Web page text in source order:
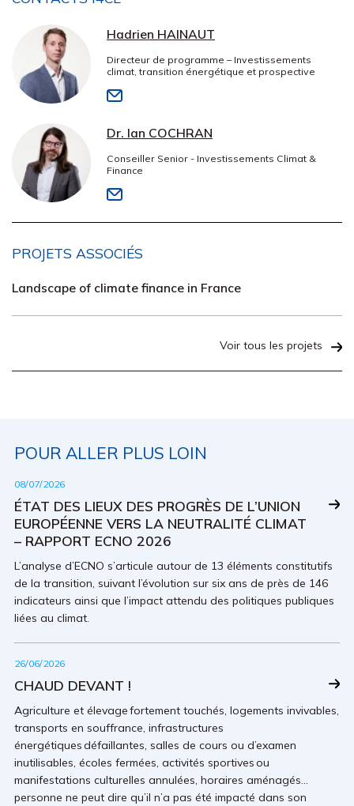
Hadrien HAINAUT
Directeur de programme – Investissements
climat, transition énergétique et prospective
Dr. Ian COCHRAN
Conseiller Senior - Investissements Climat &
Finance
PROJETS ASSOCIÉS
Landscape of climate finance in France
Voir tous les projets
POUR ALLER PLUS LOIN
08/07/2026
ÉTAT DES LIEUX DES PROGRÈS DE L’UNION
EUROPÉENNE VERS LA NEUTRALITÉ CLIMAT
– RAPPORT ECNO 2026
L’analyse d’ECNO s’articule autour de 13 éléments constitutifs
de la transition, suivant l’évolution sur six ans de près de 146
indicateurs ainsi que l’impact attendu des politiques publiques
liées au climat.
26/06/2026
CHAUD DEVANT !
Agriculture et élevage fortement touchés, logements invivables,
transports en souffrance, infrastructures
énergétiques défaillantes, salles de cours ou d’examen
inutilisables, écoles fermées, activités sportives ou
manifestations culturelles annulées, horaires aménagés…
personne ne peut dire qu’il n’a pas été impacté dans son